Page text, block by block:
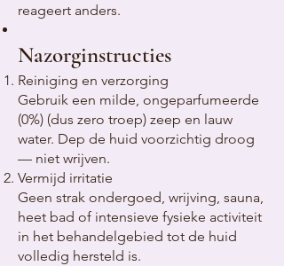
reageert anders.
Nazorginstructies
Reiniging en verzorging
Gebruik een milde, ongeparfumeerde
(0%) (dus zero troep) zeep en lauw
water. Dep de huid voorzichtig droog
— niet wrijven.
Vermijd irritatie
Geen strak ondergoed, wrijving, sauna,
heet bad of intensieve fysieke activiteit
in het behandelgebied tot de huid
volledig hersteld is.